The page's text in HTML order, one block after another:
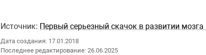
Источник: Первый серьезный скачок в развитии
Дата создания: 17.01.2018
Последнее редактирование: 26.06.2025